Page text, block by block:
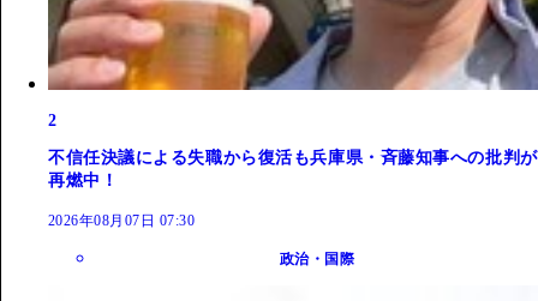
2
不信任決議による失職から復活も兵庫県・斉藤知事への批判が
再燃中！
2026年08月07日 07:30
政治・国際